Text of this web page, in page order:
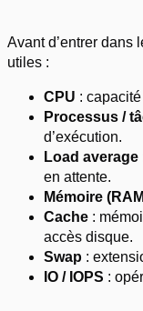
Avant d’entrer dans
utiles :
CPU :
Processus /
d’exécution.
Load average
en attente.
Mémoire
Cache :
accès disque.
Swap :
IO / IOPS :